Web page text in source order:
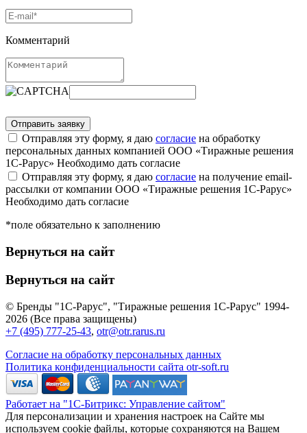
Комментарий
Отправляя эту форму, я даю согласие на обработку
персональных данных компанией ООО «Тиражные решения
1С-Рарус» Необходимо дать согласие
Отправляя эту форму, я даю согласие на получение email-
рассылки от компании ООО «Тиражные решения 1С-Рарус»
Необходимо дать согласие
*поле обязательно к заполнению
Вернуться на сайт
Вернуться на сайт
© Бренды "1С-Рарус", "Тиражные решения 1С-Рарус" 1994-
2026 (Все права защищены)
+7 (495) 777-25-43, otr@otr.rarus.ru
Согласие на обработку персональных данных
Политика конфиденциальности сайта otr-soft.ru
Работает на "1С-Битрикс: Управление сайтом"
Для персонализации и хранения настроек на Сайте мы
используем cookie файлы, которые сохраняются на Вашем